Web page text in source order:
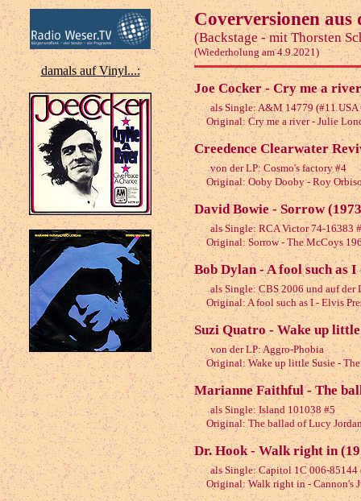
damals auf Vinyl...:
Coverversionen aus
(Backstage - mit Thorsten
(Wiederholung am 4.9.2021)
Joe Cocker - Cry me a
als Single: A&M 14779 (#11
Original: Cry me a river - Julie
Creedence Clearwater
von der LP: Cosmo's factory #4
Original: Ooby Dooby - Roy
David Bowie - Sorrow
als Single: RCA Victor 74-16383
Original: Sorrow - The McCoys
Bob Dylan - A fool such as I
als Single: CBS 2006 und auf der
Original: A fool such as I - Elvis
Suzi Quatro - Wake up little
von der LP: Aggro-Phobia
Original: Wake up little Susie - The
Marianne Faithful - The
als Single: Island 101038 #5
Original: The ballad of Lucy Jordan
Dr. Hook - Walk right in
als Single: Capitol 1C 006-85144
Original: Walk right in - Cannon's